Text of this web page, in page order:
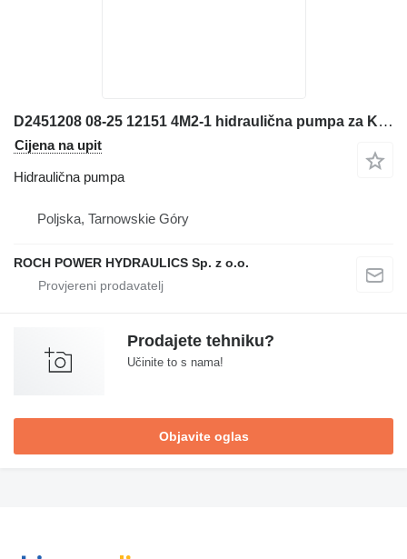
D2451208 08-25 12151 4M2-1 hidraulična pumpa za Komatsu bagera
Cijena na upit
Hidraulična pumpa
Poljska, Tarnowskie Góry
ROCH POWER HYDRAULICS Sp. z o.o.
Prodajete tehniku?
Učinite to s nama!
Objavite oglas